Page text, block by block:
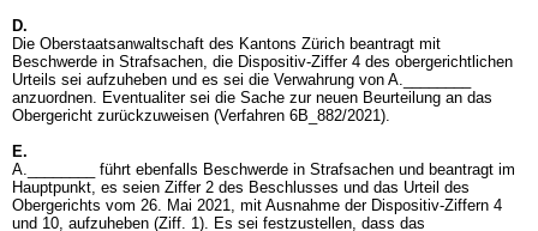
D.
Die Oberstaatsanwaltschaft des Kantons Zürich beantragt mit
Beschwerde in Strafsachen, die Dispositiv-Ziffer 4 des obergerichtlichen
Urteils sei aufzuheben und es sei die Verwahrung von A.________
anzuordnen. Eventualiter sei die Sache zur neuen Beurteilung an das
Obergericht zurückzuweisen (Verfahren 6B_882/2021).
E.
A.________ führt ebenfalls Beschwerde in Strafsachen und beantragt im
Hauptpunkt, es seien Ziffer 2 des Beschlusses und das Urteil des
Obergerichts vom 26. Mai 2021, mit Ausnahme der Dispositiv-Ziffern 4
und 10, aufzuheben (Ziff. 1). Es sei festzustellen, dass das